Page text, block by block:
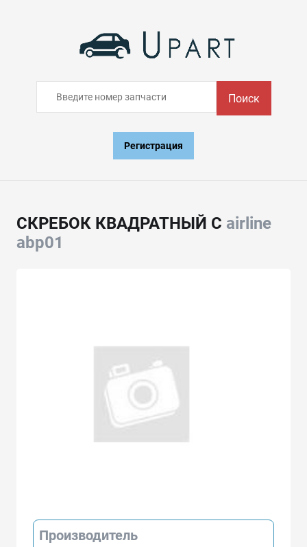
Поиск
Регистрация
СКРЕБОК КВАДРАТНЫЙ С airline
abp01
Производитель